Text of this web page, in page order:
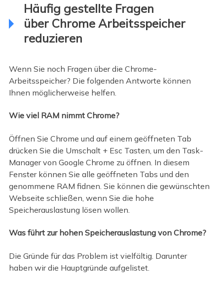
Häufig gestellte Fragen
über Chrome Arbeitsspeicher
reduzieren
Wenn Sie noch Fragen über die Chrome-
Arbeitsspeicher? Die folgenden Antworte können
Ihnen möglicherweise helfen.
Wie viel RAM nimmt Chrome?
Öffnen Sie Chrome und auf einem geöffneten Tab
drücken Sie die Umschalt + Esc Tasten, um den Task-
Manager von Google Chrome zu öffnen. In diesem
Fenster können Sie alle geöffneten Tabs und den
genommene RAM fidnen. Sie können die gewünschten
Webseite schließen, wenn Sie die hohe
Speicherauslastung lösen wollen.
Was führt zur hohen Speicherauslastung von Chrome?
Die Gründe für das Problem ist vielfältig. Darunter
haben wir die Hauptgründe aufgelistet.